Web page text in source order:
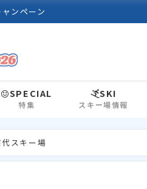
ンペーン
SPECIAL
特集
SKI
スキー場情報
スキー場